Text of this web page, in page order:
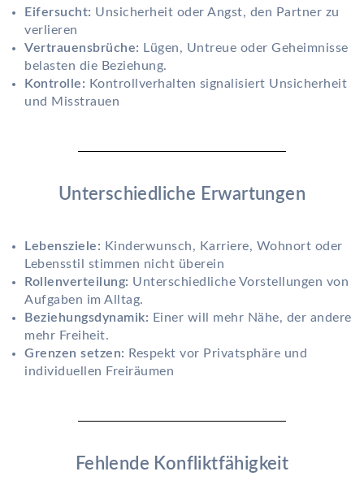
Eifersucht: Unsicherheit oder Angst, den Partner zu
verlieren
Vertrauensbrüche: Lügen, Untreue oder Geheimnisse
belasten die Beziehung.
Kontrolle: Kontrollverhalten signalisiert Unsicherheit
und Misstrauen
Unterschiedliche Erwartungen
Lebensziele: Kinderwunsch, Karriere, Wohnort oder
Lebensstil stimmen nicht überein
Rollenverteilung: Unterschiedliche Vorstellungen von
Aufgaben im Alltag.
Beziehungsdynamik: Einer will mehr Nähe, der andere
mehr Freiheit.
Grenzen setzen: Respekt vor Privatsphäre und
individuellen Freiräumen
Fehlende Konfliktfähigkeit